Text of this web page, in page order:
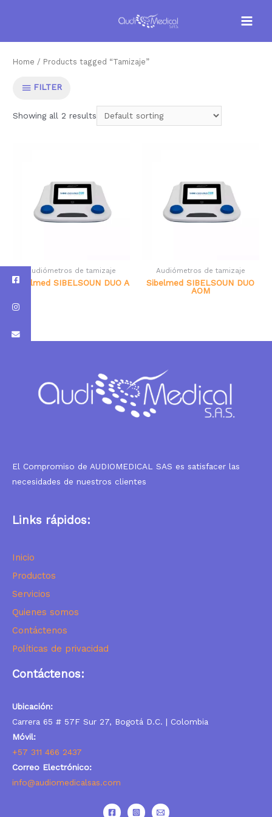
Home / Products tagged “Tamizaje”
FILTER
Showing all 2 results
Audiómetros de tamizaje
Sibelmed SIBELSOUN DUO A
Audiómetros de tamizaje
Sibelmed SIBELSOUN DUO
AOM
El Compromiso de AUDIOMEDICAL SAS es satisfacer las
necesidades de nuestros clientes
Links rápidos:
Inicio
Productos
Servicios
Quienes somos
Contáctenos
Políticas de privacidad
Contáctenos:
Ubicación:
Carrera 65 # 57F Sur 27, Bogotá D.C. | Colombia
Móvil:
+57 311 466 2437
Correo Electrónico:
info@audiomedicalsas.com